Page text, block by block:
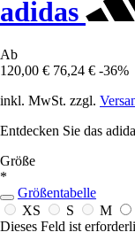
adidas
Ab
120,00 € 76,24 € -36%
inkl. MwSt. zzgl.
Entdecken Sie das
Größe
*
Größentabelle
XS
S M
Dieses Feld ist